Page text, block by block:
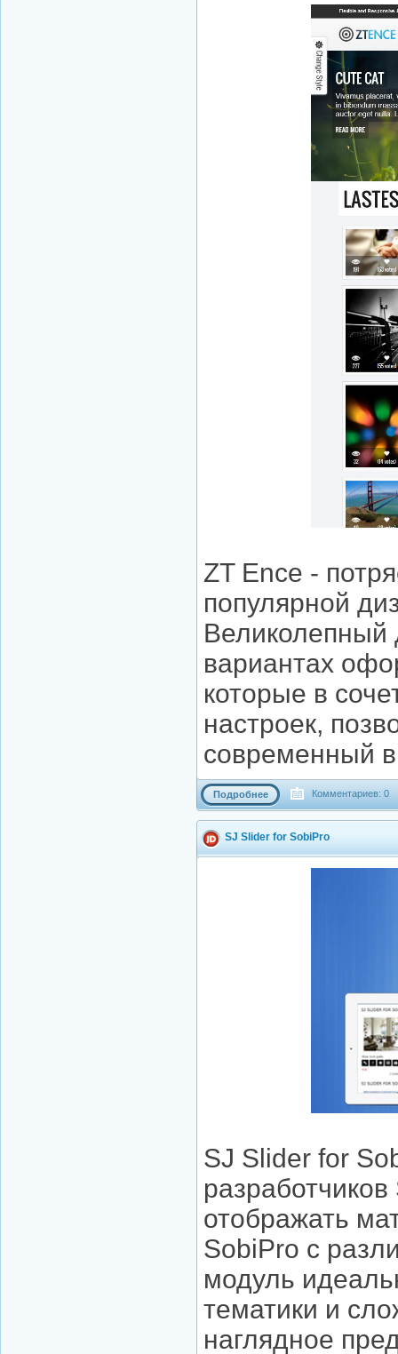
ZT Ence -
популярной
Великолепный
вариантах
которые в
настроек,
современный
Подробнее Комментариев: 0
SJ Slider for SobiPro
SJ Slider for
отображать
SobiPro с
модуль
тематики и
наглядное